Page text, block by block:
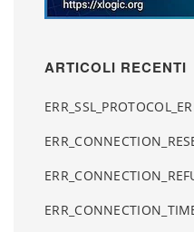
ARTICOLI RECENTI